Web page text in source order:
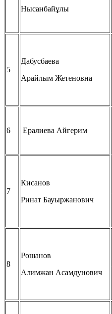
Нысанбайұлы
5
Дабусбаева
Арайлым Жетеновна
6 Ералиева Айгерим
7
Кисанов
Ринат Бауыржанович
8
Рошанов
Алимжан Асамдунович